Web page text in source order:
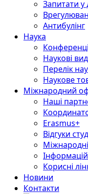
Запитати у
Антибулінг
Наука
Наукові
Перелік
Наукове
Міжнародний
Наші
Erasmus+
Відгуки
Міжнародні
Корисні
Новини
Контакти